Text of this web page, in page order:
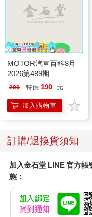
MOTOR汽車百科8月
2026第489期
200 特價 190 元
加入購物車
訂購/退換貨須知
加入金石堂 LINE 官方帳
態：